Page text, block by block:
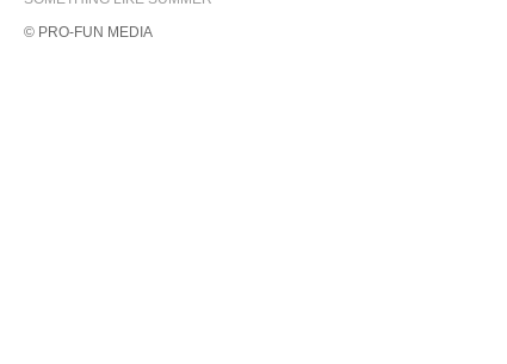
© PRO-FUN MEDIA